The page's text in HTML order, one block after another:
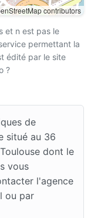
contributors
et n est pas le
permettant la
édité par le site
?
de
situé au 36
dont le
vous
l'agence
ou par